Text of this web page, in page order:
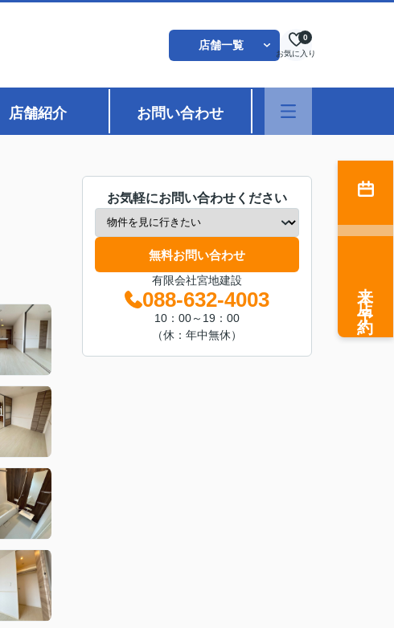
店舗一覧
お気に入り
0
店舗紹介 お問い合わせ
お気軽にお問い合わせください
無料お問い合わせ
有限会社宮地建設
088-632-4003
10：00～19：00
（休：年中無休）
来店予約